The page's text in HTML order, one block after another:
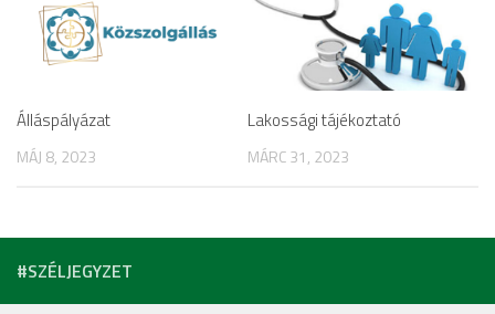
Álláspályázat
MÁJ 8, 2023
Lakossági tájékoztató
MÁRC 31, 2023
#SZÉLJEGYZET